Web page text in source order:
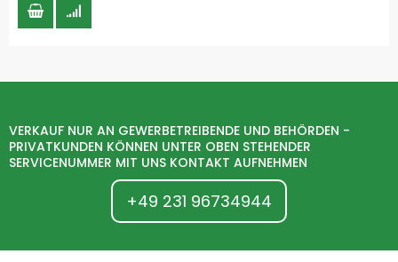
VERKAUF NUR AN GEWERBETREIBENDE UND BEHÖRDEN -
PRIVATKUNDEN KÖNNEN UNTER OBEN STEHENDER
SERVICENUMMER MIT UNS KONTAKT AUFNEHMEN
+49 231 96734944